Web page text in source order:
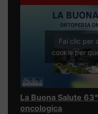
Fai clic per
cookie per
La Buona Salute
oncologica